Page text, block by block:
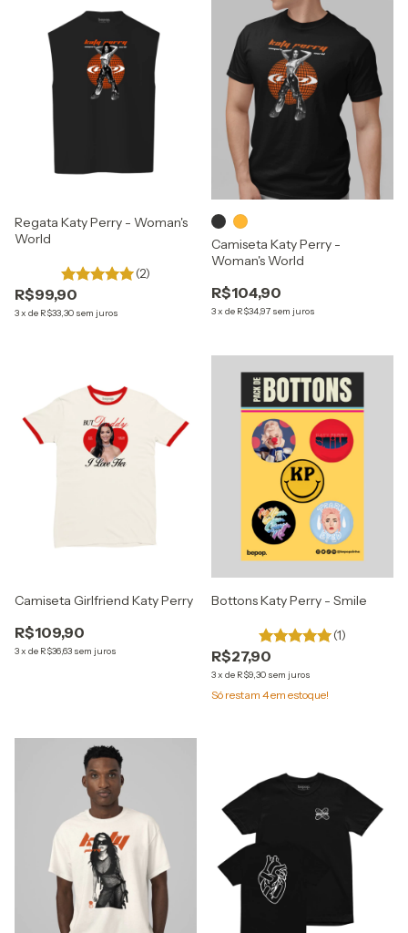
Regata Katy Perry - Woman's
World
(2)
R$99,90
3x de R$33,30 sem juros
Camiseta Katy Perry -
Woman's World
R$104,90
3x de R$34,97 sem juros
Camiseta Girlfriend Katy Perry
R$109,90
3x de R$36,63 sem juros
Bottons Katy Perry - Smile
(1)
R$27,90
3x de R$9,30 sem juros
Só restam 4em estoque!